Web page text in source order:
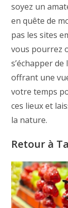
soyez un
en quête de
pas les sites
vous pourrez
s’échapper
offrant une
votre temps
ces lieux et
la nature.
Retour à